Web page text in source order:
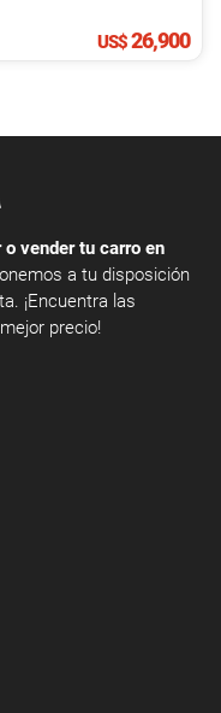
US$26,900
o vender tu carro en
a tu disposición
¡Encuentra las
precio!